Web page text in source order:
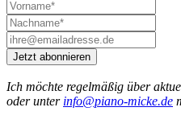
Jetzt abonnieren
Ich möchte regelmäßig über
oder unter info@piano-micke.de